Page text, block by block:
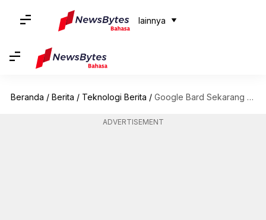
lainnya
Beranda / Berita / Teknologi Berita / Google Bard Sekarang Mendukung Penyajian Lokasi Yang Tepat: Cara Menggunakannya
ADVERTISEMENT